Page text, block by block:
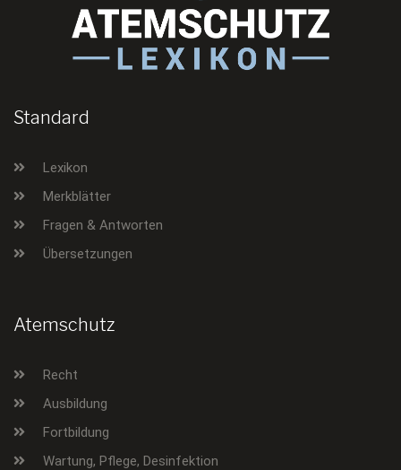
Standard
Lexikon
Merkblätter
Fragen & Antworten
Übersetzungen
Atemschutz
Recht
Ausbildung
Fortbildung
Wartung, Pflege, Desinfektion